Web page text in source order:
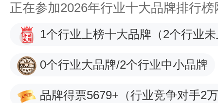
正在参加2026年行业十大品牌排行
1个行业上榜十大品牌 （2个行业
0个行业大品牌/2个行业中小品牌
品牌得票5679+ （行业竞争对手2